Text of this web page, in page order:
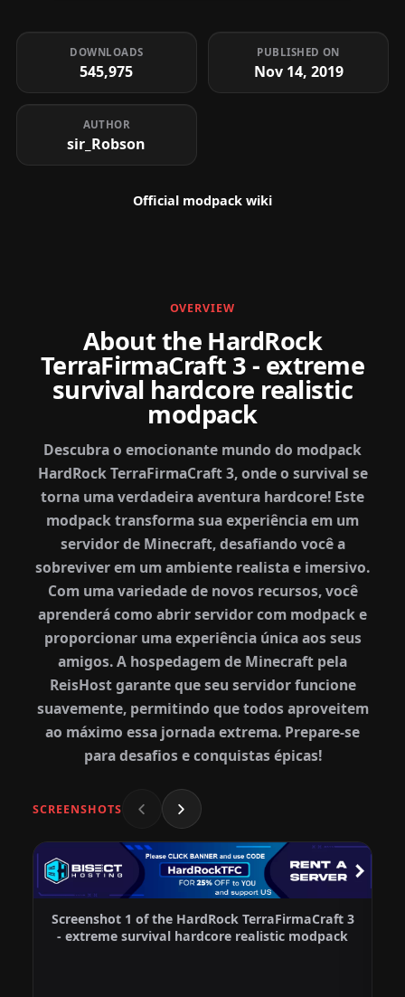
DOWNLOADS
545,975
PUBLISHED ON
Nov 14, 2019
AUTHOR
sir_Robson
Official modpack wiki
OVERVIEW
About the HardRock
TerraFirmaCraft 3 - extreme
survival hardcore realistic
modpack
Descubra o emocionante mundo do modpack
HardRock TerraFirmaCraft 3, onde o survival se
torna uma verdadeira aventura hardcore! Este
modpack transforma sua experiência em um
servidor de Minecraft, desafiando você a
sobreviver em um ambiente realista e imersivo.
Com uma variedade de novos recursos, você
aprenderá como abrir servidor com modpack e
proporcionar uma experiência única aos seus
amigos. A hospedagem de Minecraft pela
ReisHost garante que seu servidor funcione
suavemente, permitindo que todos aproveitem
ao máximo essa jornada extrema. Prepare-se
para desafios e conquistas épicas!
SCREENSHOTS
Screenshot 1 of the HardRock TerraFirmaCraft 3
- extreme survival hardcore realistic modpack